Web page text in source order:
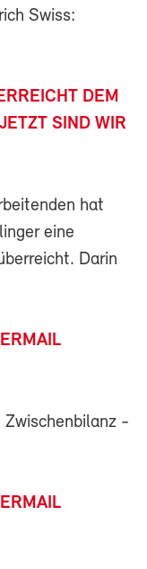
Swiss:
DEM
SIND WIR
hat
eine
Darin
Zwischenbilanz -